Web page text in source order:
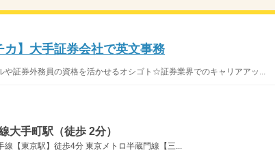
】大手証券会社で英文事務
証券外務員の資格を活かせるオシゴト☆証券業界でのキャリアアッ...
大手町駅（徒歩 2分）
【東京駅】徒歩4分 東京メトロ半蔵門線【三...